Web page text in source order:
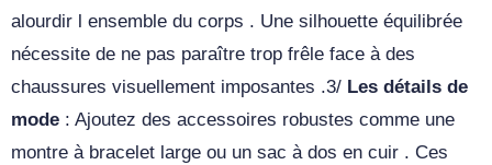
alourdir l ensemble du corps . Une silhouette équilibrée
nécessite de ne pas paraître trop frêle face à des
chaussures visuellement imposantes .3/ Les détails de
mode : Ajoutez des accessoires robustes comme une
montre à bracelet large ou un sac à dos en cuir . Ces